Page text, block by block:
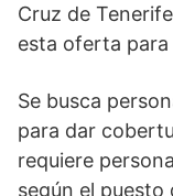
Cruz de
esta oferta
Se busca
para dar
requiere
según el puesto